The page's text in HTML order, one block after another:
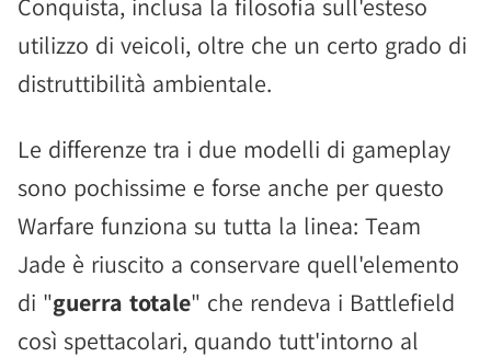
Conquista, inclusa la filosofia sull'esteso
utilizzo di veicoli, oltre che un certo grado di
distruttibilità ambientale.
Le differenze tra i due modelli di gameplay
sono pochissime e forse anche per questo
Warfare funziona su tutta la linea: Team
Jade è riuscito a conservare quell'elemento
di "guerra totale" che rendeva i Battlefield
così spettacolari, quando tutt'intorno al